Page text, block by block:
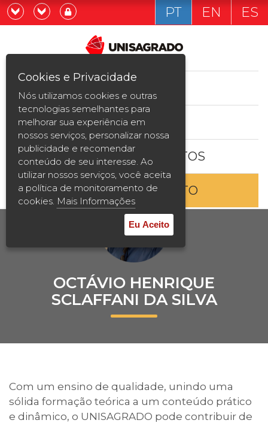
Graduação
Pós-graduação e MBA
Curta Duração
Vestibular
2ª Graduação
Transferência
Reingresso
Prouni
Desconto de pontualidade
Biblioteca
Calendário acadêmico
Já sou estudande
Quero ser estudante
PT EN ES
ESTUDE AQUI
BOLSAS E DESCONTOS
ENTRE EM CONTATO
OCTÁVIO HENRIQUE
SCLAFFANI DA SILVA
Com um ensino de qualidade, unindo uma
sólida formação teórica a um conteúdo prático
e dinâmico, o UNISAGRADO pode contribuir de
Cookies e Privacidade
Nós utilizamos cookies e outras
tecnologias semelhantes para
melhorar sua experiência em
nossos serviços, personalizar nossa
publicidade e recomendar
conteúdo de seu interesse. Ao
utilizar nossos serviços, você aceita
a política de monitoramento de
cookies. Mais Informações
Eu Aceito